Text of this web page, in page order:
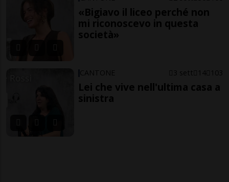
«Bigiavo il liceo perché non
mi riconoscevo in questa
società»
CANTONE 3 sett 14 103
Lei che vive nell'ultima casa a
sinistra